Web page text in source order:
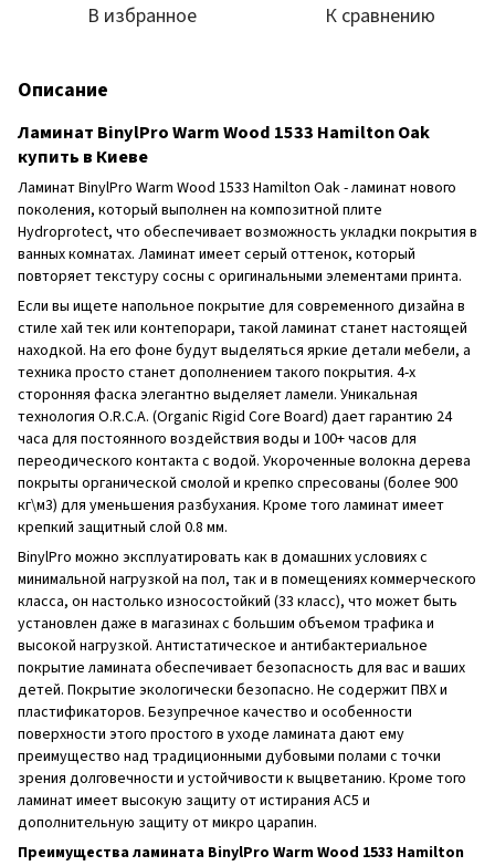
В избранное К сравнению
Описание
Ламинат BinylPro Warm Wood 1533 Hamilton Oak
купить в Киеве
Ламинат BinylPro Warm Wood 1533 Hamilton Oak - ламинат нового
поколения, который выполнен на композитной плите
Hydroprotect, что обеспечивает возможность укладки покрытия в
ванных комнатах. Ламинат имеет серый оттенок, который
повторяет текстуру сосны с оригинальными элементами принта.
Если вы ищете напольное покрытие для современного дизайна в
стиле хай тек или контепорари, такой ламинат станет настоящей
находкой. На его фоне будут выделяться яркие детали мебели, а
техника просто станет дополнением такого покрытия. 4-х
сторонняя фаска элегантно выделяет ламели. Уникальная
технология O.R.C.A. (Organic Rigid Core Board) дает гарантию 24
часа для постоянного воздействия воды и 100+ часов для
переодического контакта с водой. Укороченные волокна дерева
покрыты органической смолой и крепко спресованы (более 900
кг\м3) для уменьшения разбухания. Кроме того ламинат имеет
крепкий защитный слой 0.8 мм.
BinylPro можно эксплуатировать как в домашних условиях с
минимальной нагрузкой на пол, так и в помещениях коммерческого
класса, он настолько износостойкий (33 класс), что может быть
установлен даже в магазинах с большим объемом трафика и
высокой нагрузкой. Антистатическое и антибактериальное
покрытие ламината обеспечивает безопасность для вас и ваших
детей. Покрытие экологически безопасно. Не содержит ПВХ и
пластификаторов. Безупречное качество и особенности
поверхности этого простого в уходе ламината дают ему
преимущество над традиционными дубовыми полами с точки
зрения долговечности и устойчивости к выцветанию. Кроме того
ламинат имеет высокую защиту от истирания AC5 и
дополнительную защиту от микро царапин.
Преимущества ламината BinylPro Warm Wood 1533 Hamilton